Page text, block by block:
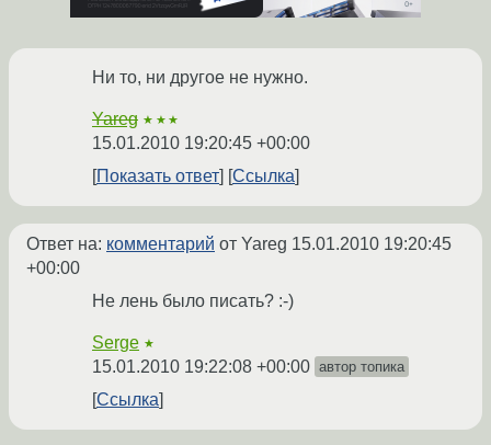
Ни то, ни другое не нужно.
Yareg ★★★
15.01.2010 19:20:45 +00:00
Показать ответ
Ссылка
Ответ на: комментарий от Yareg 15.01.2010 19:20:45
+00:00
Не лень было писать? :-)
Serge ★
15.01.2010 19:22:08 +00:00 автор топика
Ссылка